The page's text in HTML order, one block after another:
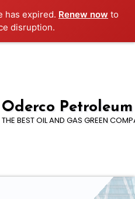
has expired. Renew now to
disruption.
Oderco Petroleum
THE BEST OIL AND GAS GREEN